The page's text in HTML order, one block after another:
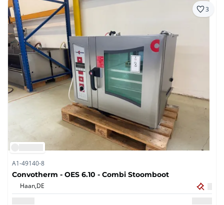
3
A1-49140-8
Convotherm - OES 6.10 - Combi Stoomboot
Haan,DE